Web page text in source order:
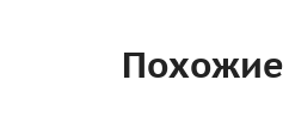
Похожие